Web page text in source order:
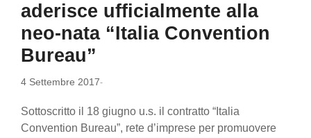
aderisce ufficialmente alla
neo-nata “Italia Convention
Bureau”
4 Settembre 2017-
Sottoscritto il 18 giugno u.s. il contratto “Italia
Convention Bureau”, rete d’imprese per promuovere